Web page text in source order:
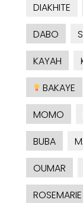
DIAKHITE
DABO
KAYAH
BAKAYE
MOMO
BUBA
OUMAR
ROSEMARIE